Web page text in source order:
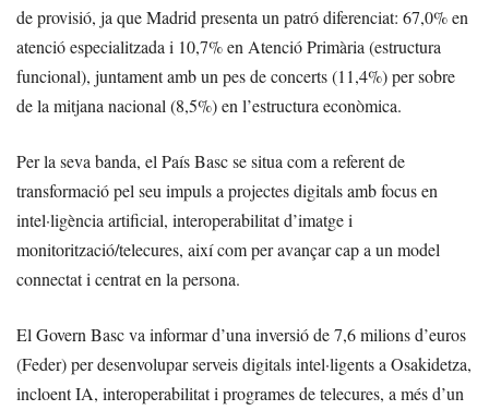
de provisió, ja que Madrid presenta un patró diferenciat: 67,0% en
atenció especialitzada i 10,7% en Atenció Primària (estructura
funcional), juntament amb un pes de concerts (11,4%) per sobre
de la mitjana nacional (8,5%) en l’estructura econòmica.
Per la seva banda, el País Basc se situa com a referent de
transformació pel seu impuls a projectes digitals amb focus en
intel·ligència artificial, interoperabilitat d’imatge i
monitorització/telecures, així com per avançar cap a un model
connectat i centrat en la persona.
El Govern Basc va informar d’una inversió de 7,6 milions d’euros
(Feder) per desenvolupar serveis digitals intel·ligents a Osakidetza,
incloent IA, interoperabilitat i programes de telecures, a més d’un